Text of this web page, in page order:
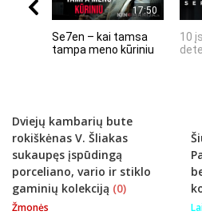
17:50
Se7en – kai tamsa
tampa meno kūriniu
10
Dviejų kambarių bute
rokiškėnas V. Šliakas
sukaupęs įspūdingą
porceliano, vario ir stiklo
gaminių kolekciją (0)
Žmonės